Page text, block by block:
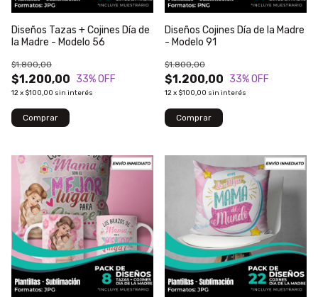
Diseños Tazas + Cojines Día de
la Madre - Modelo 56
$1.200,00
$1.800,00
33% OFF
12x $100,00 sin interés
Diseños Cojines Día de la Madre
- Modelo 91
$1.200,00
$1.800,00
33% OFF
12x $100,00 sin interés